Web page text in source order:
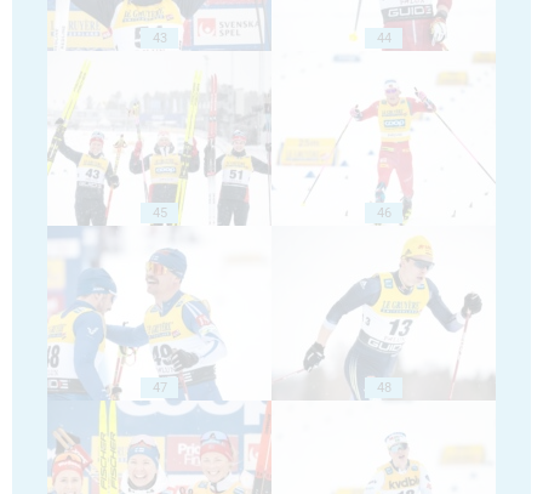
43 44
45 46
47 48